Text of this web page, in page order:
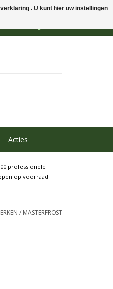
Acties
professionele
op voorraad
/ MASTERFROST
. U kunt hier uw instellingen